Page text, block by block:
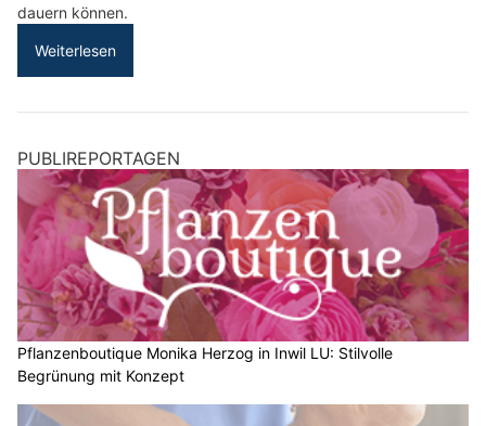
dauern können.
Weiterlesen
PUBLIREPORTAGEN
Pflanzenboutique Monika Herzog in Inwil LU: Stilvolle
Begrünung mit Konzept